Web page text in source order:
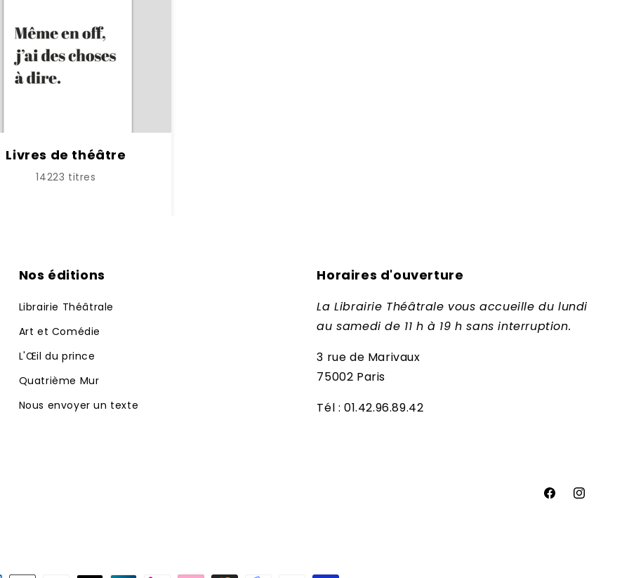
Livres de théâtre
14223 titres
Nos éditions
Librairie Théâtrale
Art et Comédie
L'Œil du prince
Quatrième Mur
Nous envoyer un texte
Horaires d'ouverture
La Librairie Théâtrale vous accueille du lundi
au samedi de 11 h à 19 h sans interruption.
3 rue de Marivaux
75002 Paris
Tél : 01.42.96.89.42
FacebookInstagram